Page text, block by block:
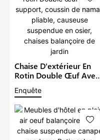
Chaise D'extérieur En
Rotin Double Œuf Avec
Support, Coussin De
Hamac Pliable, Causeuse
Suspendue En Osier,
Chaises Balançoire De
Jardin
Enquête